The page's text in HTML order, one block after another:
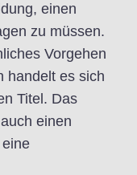
einen
zu müssen.
Vorgehen
handelt es sich
Titel. Das
einen